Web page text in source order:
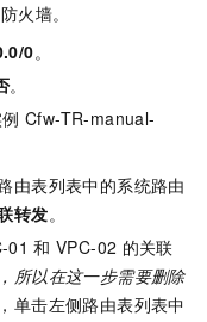
防火墙。
0。
。
Cfw-TR-manual-
由表列表中的系统路由
转发。
01 和 VPC-02 的关联
所以在这一步需要删除
单击左侧路由表列表中